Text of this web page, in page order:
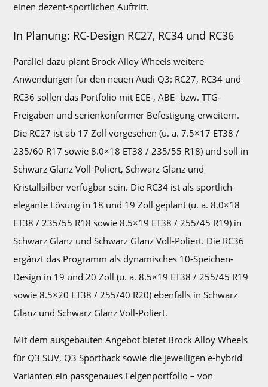
einen dezent-sportlichen Auftritt.
In Planung: RC-Design RC27, RC34 und RC36
Parallel dazu plant Brock Alloy Wheels weitere
Anwendungen für den neuen Audi Q3: RC27, RC34 und
RC36 sollen das Portfolio mit ECE-, ABE- bzw. TTG-
Freigaben und serienkonformer Befestigung erweitern.
Die RC27 ist ab 17 Zoll vorgesehen (u. a. 7.5×17 ET38 /
235/60 R17 sowie 8.0×18 ET38 / 235/55 R18) und soll in
Schwarz Glanz Voll-Poliert, Schwarz Glanz und
Kristallsilber verfügbar sein. Die RC34 ist als sportlich-
elegante Lösung in 18 und 19 Zoll geplant (u. a. 8.0×18
ET38 / 235/55 R18 sowie 8.5×19 ET38 / 255/45 R19) in
Schwarz Glanz und Schwarz Glanz Voll-Poliert. Die RC36
ergänzt das Programm als dynamisches 10-Speichen-
Design in 19 und 20 Zoll (u. a. 8.5×19 ET38 / 255/45 R19
sowie 8.5×20 ET38 / 255/40 R20) ebenfalls in Schwarz
Glanz und Schwarz Glanz Voll-Poliert.
Mit dem ausgebauten Angebot bietet Brock Alloy Wheels
für Q3 SUV, Q3 Sportback sowie die jeweiligen e-hybrid
Varianten ein passgenaues Felgenportfolio – von